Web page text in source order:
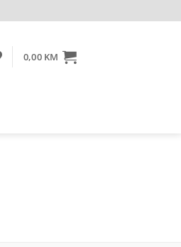
0,00 KM